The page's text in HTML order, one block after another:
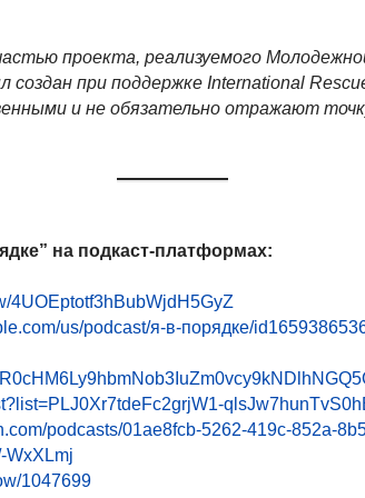
проекта, реализуемого
при поддержке International
и не обязательно отражают
на подкаст-платформах:
4UOEptotf3hBubWjdH5GyZ
us/podcast/я-в-порядке/
podcasts/01ae8fcb-5262-419c-852a-
WxXLmj
1047699